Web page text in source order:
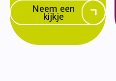
Neem een
kijkje